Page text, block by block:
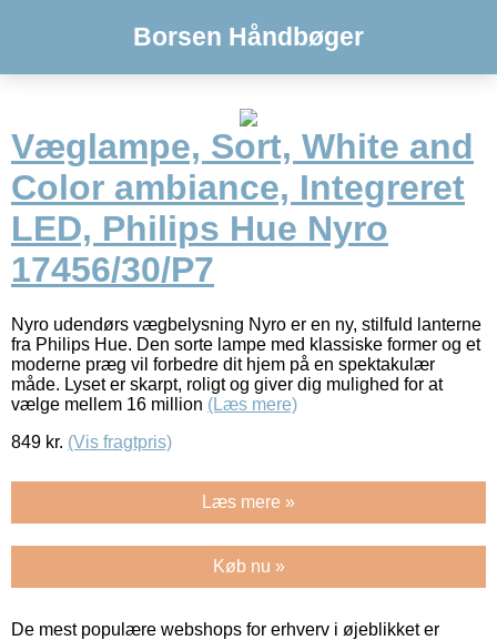
Borsen Håndbøger
Væglampe, Sort, White and
Color ambiance, Integreret
LED, Philips Hue Nyro
17456/30/P7
Nyro udendørs vægbelysning Nyro er en ny, stilfuld lanterne
fra Philips Hue. Den sorte lampe med klassiske former og et
moderne præg vil forbedre dit hjem på en spektakulær
måde. Lyset er skarpt, roligt og giver dig mulighed for at
vælge mellem 16 million (Læs mere)
849 kr. (Vis fragtpris)
Læs mere »
Køb nu »
De mest populære webshops for erhverv i øjeblikket er